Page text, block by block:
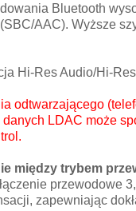
Bluetooth
AAC). Wyższe
Hi-Res Audio/Hi-
odtwarzającego
LDAC może
między trybem
przewodowe
zapewniając